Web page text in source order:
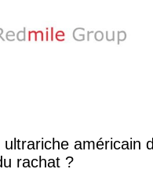
américain
rachat ?